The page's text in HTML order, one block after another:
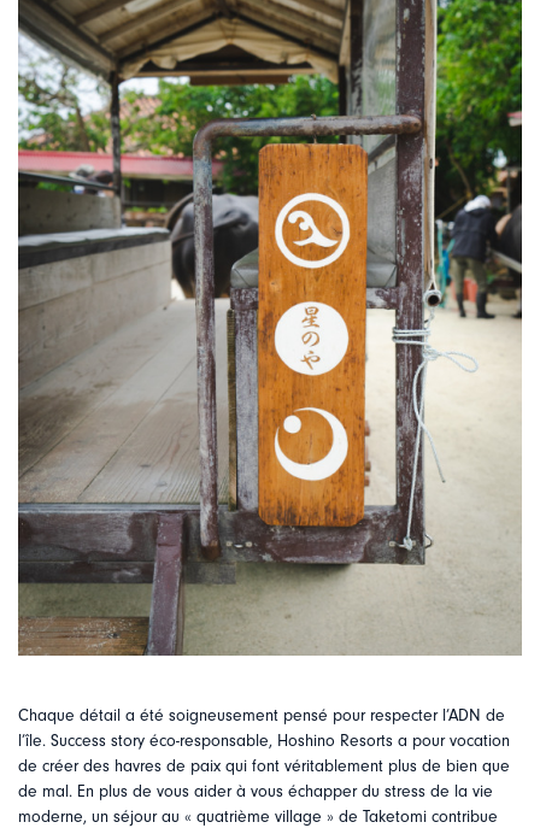
Chaque détail a été soigneusement pensé pour respecter l’ADN de
l’île. Success story éco-responsable, Hoshino Resorts a pour vocation
de créer des havres de paix qui font véritablement plus de bien que
de mal. En plus de vous aider à vous échapper du stress de la vie
moderne, un séjour au « quatrième village » de Taketomi contribue